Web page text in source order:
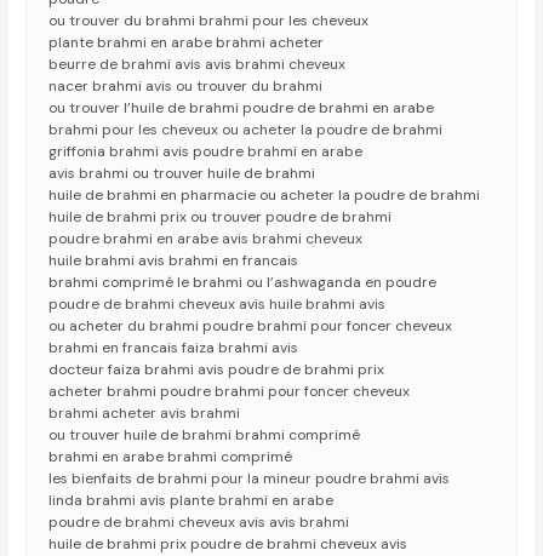
ou trouver du brahmi brahmi pour les cheveux
plante brahmi en arabe brahmi acheter
beurre de brahmi avis avis brahmi cheveux
nacer brahmi avis ou trouver du brahmi
ou trouver l’huile de brahmi poudre de brahmi en arabe
brahmi pour les cheveux ou acheter la poudre de brahmi
griffonia brahmi avis poudre brahmi en arabe
avis brahmi ou trouver huile de brahmi
huile de brahmi en pharmacie ou acheter la poudre de brahmi
huile de brahmi prix ou trouver poudre de brahmi
poudre brahmi en arabe avis brahmi cheveux
huile brahmi avis brahmi en francais
brahmi comprimé le brahmi ou l’ashwaganda en poudre
poudre de brahmi cheveux avis huile brahmi avis
ou acheter du brahmi poudre brahmi pour foncer cheveux
brahmi en francais faiza brahmi avis
docteur faiza brahmi avis poudre de brahmi prix
acheter brahmi poudre brahmi pour foncer cheveux
brahmi acheter avis brahmi
ou trouver huile de brahmi brahmi comprimé
brahmi en arabe brahmi comprimé
les bienfaits de brahmi pour la mineur poudre brahmi avis
linda brahmi avis plante brahmi en arabe
poudre de brahmi cheveux avis avis brahmi
huile de brahmi prix poudre de brahmi cheveux avis